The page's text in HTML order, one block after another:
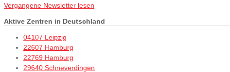
Vergangene Newsletter lesen
Aktive Zentren in Deutschland
04107 Leipzig
22607 Hamburg
22769 Hamburg
29640 Schneverdingen